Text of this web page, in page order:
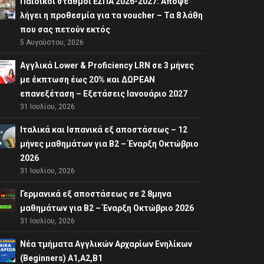
λήγει η προθεσμία για τα voucher – Τα 8 λάθη
που σας πετούν εκτός
5 Αυγούστου, 2026
Αγγλικά Lower & Proficiency LRN σε 3 μήνες
με έκπτωση έως 20% και ΔΩΡΕΑΝ
επανεξέταση – Εξετάσεις Ιανουάριο 2027
31 Ιουλίου, 2026
Ιταλικά και Ισπανικά εξ αποστάσεως – 12
μήνες μαθημάτων για B2 – Έναρξη Οκτώβριο
2026
31 Ιουλίου, 2026
Γερμανικά εξ αποστάσεως σε 2 8μηνα
μαθημάτων για Β2 – Έναρξη Οκτώβριο 2026
31 Ιουλίου, 2026
Νέα τμήματα Αγγλικών Αρχαρίων Ενηλίκων
(Beginners) A1,A2,B1